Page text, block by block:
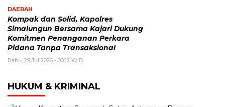
DAERAH
Kompak dan Solid, Kapolres
Simalungun Bersama Kajari Dukung
Komitmen Penanganan Perkara
Pidana Tanpa Transaksional
Rabu, 29 Jul 2026 - 00:12 WIB
HUKUM & KRIMINAL